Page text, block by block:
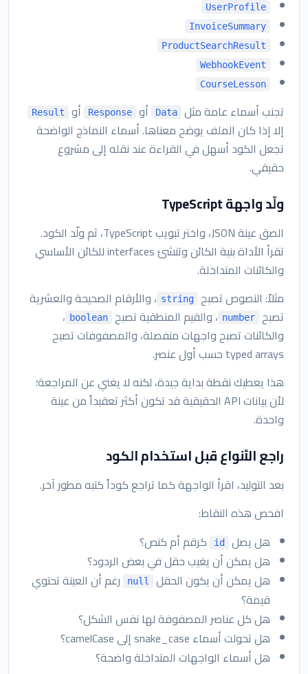
UserProfile
InvoiceSummary
ProductSearchResult
WebhookEvent
CourseLesson
تجنب أسماء عامة مثل Data أو Response أو Result
إلا إذا كان الملف يوضح معناها. أسماء النماذج الواضحة
تجعل الكود أسهل في القراءة عند نقله إلى مشروع
حقيقي.
ولّد واجهة TypeScript
الصق عينة JSON، واختر تبويب TypeScript، ثم ولّد الكود.
تقرأ الأداة بنية الكائن وتنشئ interfaces للكائن الأساسي
والكائنات المتداخلة.
مثلاً: النصوص تصبح
string ، والأرقام الصحيحة والعشرية
تصبح
number ، والقيم المنطقية تصبح boolean ،
والكائنات تصبح واجهات منفصلة، والمصفوفات تصبح
typed arrays حسب أول عنصر.
هذا يعطيك نقطة بداية جيدة، لكنه لا يغني عن المراجعة؛
لأن بيانات API الحقيقية قد تكون أكثر تعقيداً من عينة
واحدة.
راجع الأنواع قبل استخدام الكود
بعد التوليد، اقرأ الواجهة كما تراجع كوداً كتبه مطور آخر.
افحص هذه النقاط:
هل يصل
id
كرقم أم كنص؟
هل يمكن أن يغيب حقل في بعض الردود؟
هل يمكن أن يكون الحقل
null
رغم أن العينة تحتوي
قيمة؟
هل كل عناصر المصفوفة لها نفس الشكل؟
هل تحولت أسماء snake_case إلى camelCase؟
هل أسماء الواجهات المتداخلة واضحة؟